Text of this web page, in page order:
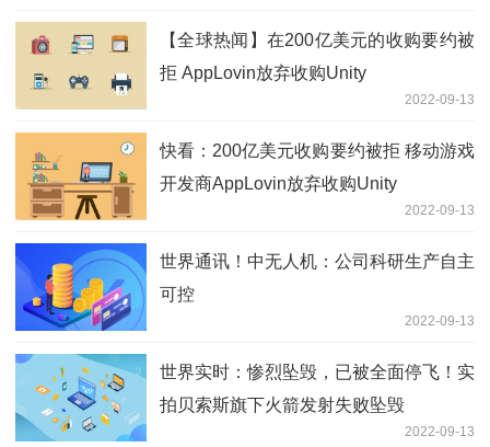
【全球热闻】在200亿美元的收购要约被
拒 AppLovin放弃收购Unity
2022-09-13
快看：200亿美元收购要约被拒 移动游戏
开发商AppLovin放弃收购Unity
2022-09-13
世界通讯！中无人机：公司科研生产自主
可控
2022-09-13
世界实时：惨烈坠毁，已被全面停飞！实
拍贝索斯旗下火箭发射失败坠毁
2022-09-13